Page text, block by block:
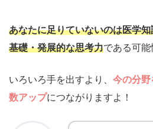
あなたに足りていないのは医学
基礎・発展的な思考力である可能
いろいろ手を出すより、 今の分野
数アップにつながりますよ！